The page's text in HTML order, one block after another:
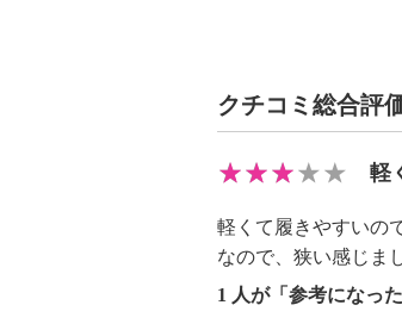
クチコミ総合評
軽
軽くて履きやすいの
なので、狭い感じま
1 人が「参考になっ